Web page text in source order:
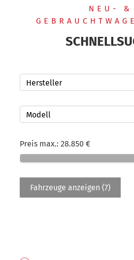
NEU- &
Hersteller
Modell
Preis max.: 28.850 €
Fahrzeuge anzeigen (7)